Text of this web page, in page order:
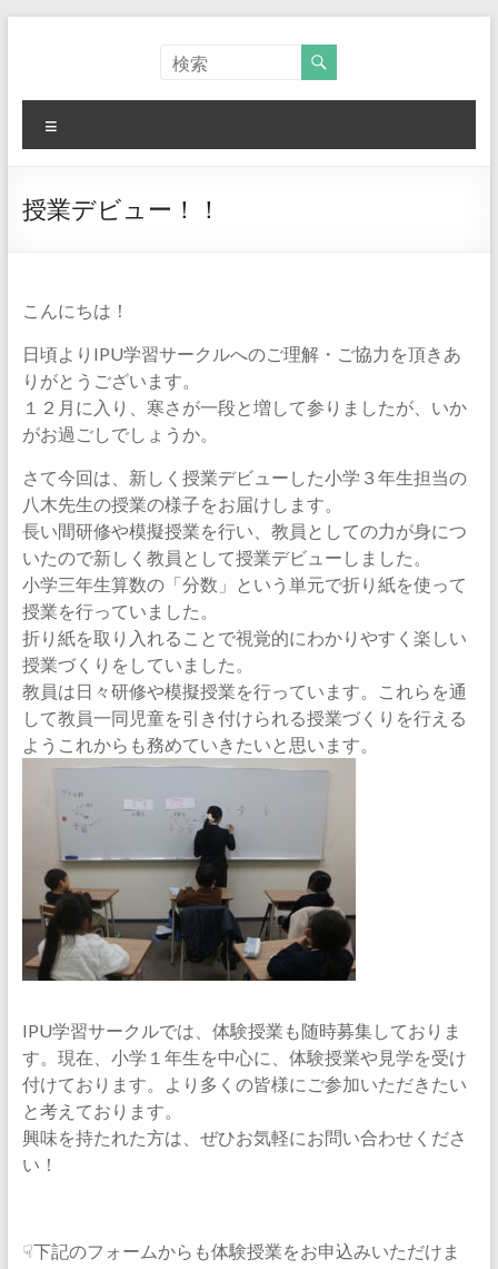
ッ
プ
P
U
環
太
洋
大
学
｜
学
習
サ
ー
ク
ル
地
域
中
学
生
学
び
場
ニ
ー
授業デビュー！！
こんにちは！
日頃よりIPU学習サークルへのご理解・ご協力を頂きあ
りがとうございます。
１２月に入り、寒さが一段と増して参りましたが、いか
がお過ごしでしょうか。
さて今回は、新しく授業デビューした小学３年生担当の
八木先生の授業の様子をお届けします。
長い間研修や模擬授業を行い、教員としての力が身につ
いたので新しく教員として授業デビューしました。
小学三年生算数の「分数」という単元で折り紙を使って
授業を行っていました。
折り紙を取り入れることで視覚的にわかりやすく楽しい
授業づくりをしていました。
教員は日々研修や模擬授業を行っています。これらを通
して教員一同児童を引き付けられる授業づくりを行える
ようこれからも務めていきたいと思います。
IPU学習サークルでは、体験授業も随時募集しておりま
す。現在、小学１年生を中心に、体験授業や見学を受け
付けております。より多くの皆様にご参加いただきたい
と考えております。
興味を持たれた方は、ぜひお気軽にお問い合わせくださ
い！
☟下記のフォームからも体験授業をお申込みいただけま